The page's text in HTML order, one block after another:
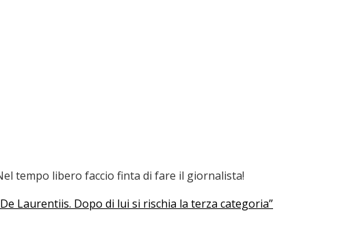
tempo libero faccio finta di fare il giornalista!
Laurentiis. Dopo di lui si rischia la terza categoria”